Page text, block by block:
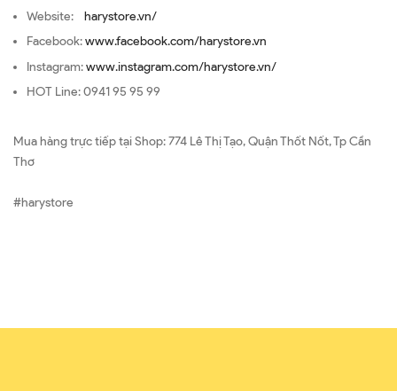
Website: harystore.vn/
Facebook:www.facebook.com/harystore.vn
Instagram:www.instagram.com/harystore.vn/
HOT Line: 0941 95 95 99
Mua hàng trực tiếp tại Shop: 774 Lê Thị Tạo, Quận Thốt Nốt, Tp Cần
Thơ
#harystore